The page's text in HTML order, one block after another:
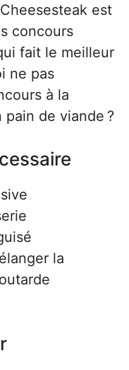
est
concours
fait le meilleur
ne pas
à la
de viande ?
la